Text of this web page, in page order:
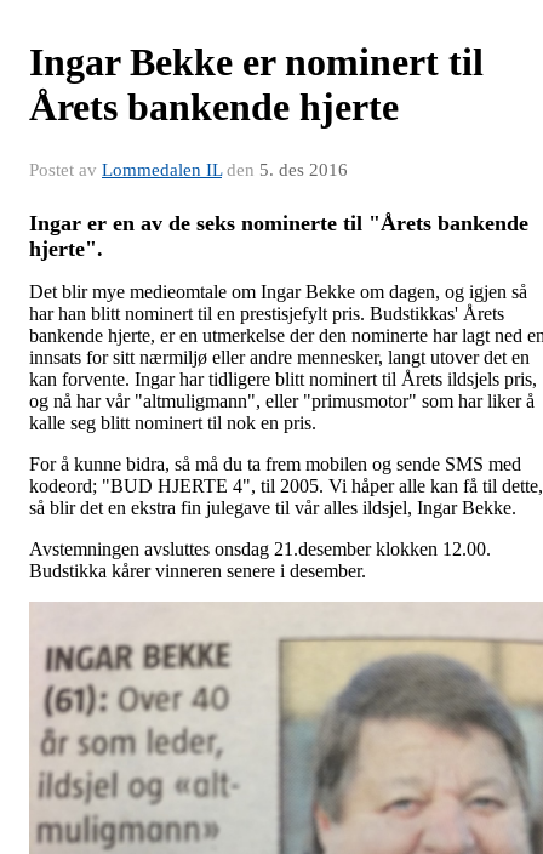
Ingar Bekke er nominert til
Årets bankende hjerte
Postet av Lommedalen ILden 5. des 2016
Ingar er en av de seks nominerte til "Årets bankende
hjerte".
Det blir mye medieomtale om Ingar Bekke om dagen, og igjen så
har han blitt nominert til en prestisjefylt pris. Budstikkas' Årets
bankende hjerte, er en utmerkelse der den nominerte har lagt ned
innsats for sitt nærmiljø eller andre mennesker, langt utover det en
kan forvente. Ingar har tidligere blitt nominert til Årets ildsjels pris,
og nå har vår "altmuligmann", eller "primusmotor" som har liker å
kalle seg blitt nominert til nok en pris.
For å kunne bidra, så må du ta frem mobilen og sende SMS med
kodeord; "BUD HJERTE 4", til 2005. Vi håper alle kan få til dette,
så blir det en ekstra fin julegave til vår alles ildsjel, Ingar Bekke.
Avstemningen avsluttes onsdag 21.desember klokken 12.00.
Budstikka kårer vinneren senere i desember.